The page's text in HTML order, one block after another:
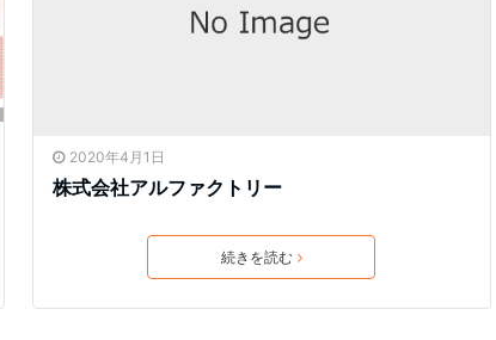
2020年4月1日
株式会社アルファクトリー
続きを読む